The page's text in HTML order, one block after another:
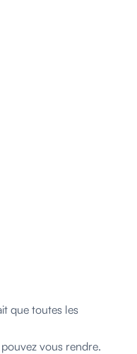
que toutes les
vous rendre.